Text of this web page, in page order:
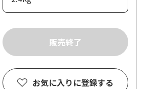
お気に入りに登録する